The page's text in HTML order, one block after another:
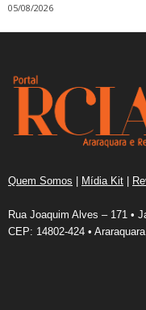
05/08/2026
Quem Somos Mídia Kit
Rua Joaquim Alves – 171 •
CEP: 14802-424 •